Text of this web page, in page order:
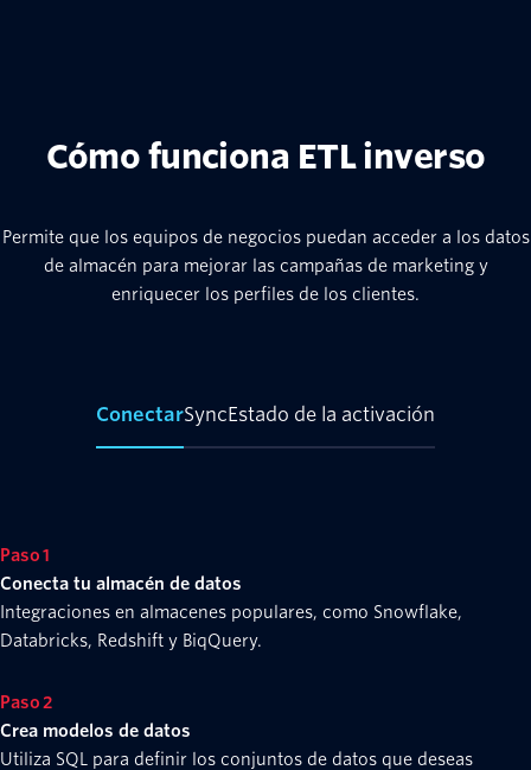
Cómo funciona ETL inverso
Permite que los equipos de negocios puedan acceder a los datos
de almacén para mejorar las campañas de marketing y
enriquecer los perfiles de los clientes.
ConectarSyncEstado de la activación
Paso 1
Conecta tu almacén de datos
Integraciones en almacenes populares, como Snowflake,
Databricks, Redshift y BiqQuery.
Paso 2
Crea modelos de datos
Utiliza SQL para definir los conjuntos de datos que deseas